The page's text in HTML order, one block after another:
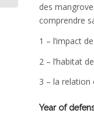
des
comprendre
1 – l’impact
2 – l’habitat de
3 – la relation
Year of